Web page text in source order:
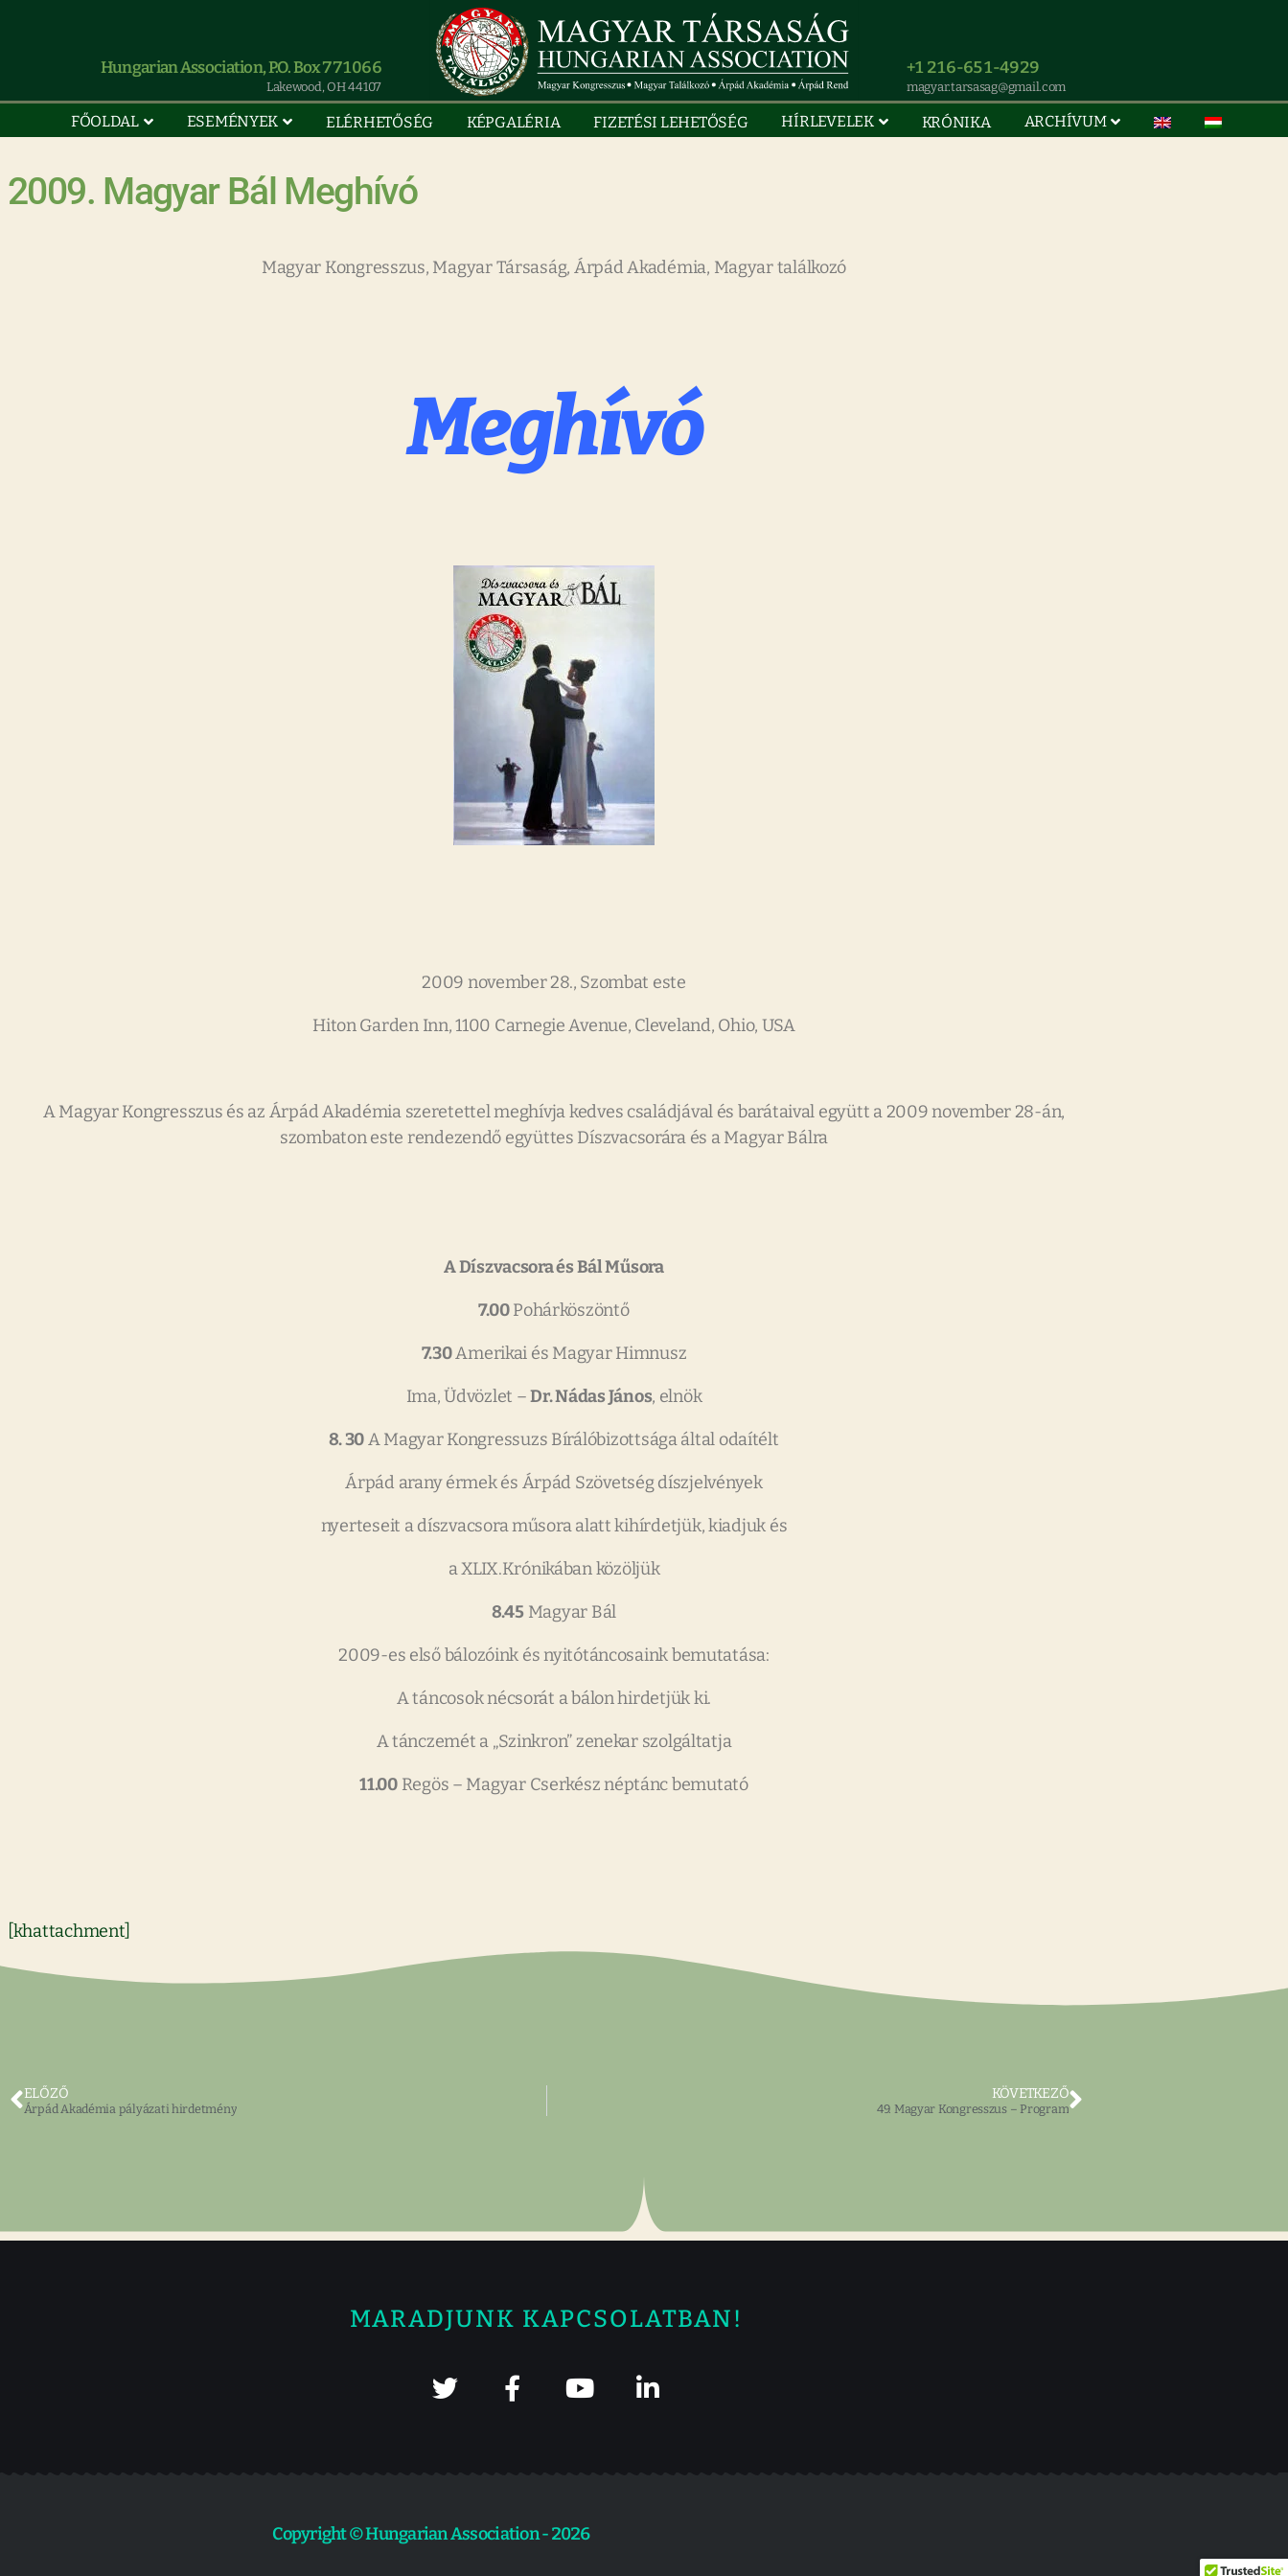
Hungarian Association, P.O. Box 771066
Lakewood, OH 44107
+1 216-651-4929
magyar.tarsasag@gmail.com
FŐOLDAL ESEMÉNYEK ELÉRHETŐSÉG KÉPGALÉRIA FIZETÉSI LEHETŐSÉG HÍRLEVELEK KRÓNIKA ARCHÍVUM
2009. Magyar Bál Meghívó
Magyar Kongresszus, Magyar Társaság, Árpád Akadémia, Magyar találkozó
Meghívó
2009 november 28., Szombat este
Hiton Garden Inn, 1100 Carnegie Avenue, Cleveland, Ohio, USA
A Magyar Kongresszus és az Árpád Akadémia szeretettel meghívja kedves családjával és barátaival együtt a 2009 november 28-án,
szombaton este rendezendő együttes Díszvacsorára és a Magyar Bálra
A Díszvacsora és Bál Műsora
7.00Pohárköszöntő
7.30Amerikai és Magyar Himnusz
Ima, Üdvözlet –Dr. Nádas János, elnök
8. 30A Magyar Kongressuzs Bírálóbizottsága által odaítélt
Árpád arany érmek és Árpád Szövetség díszjelvények
nyerteseit a díszvacsora műsora alatt kihírdetjük, kiadjuk és
a XLIX.Krónikában közöljük
8.45Magyar Bál
2009-es első bálozóink és nyitótáncosaink bemutatása:
A táncosok nécsorát a bálon hirdetjük ki.
A tánczemét a „Szinkron” zenekar szolgáltatja
11.00Regös – Magyar Cserkész néptánc bemutató
[khattachment]
ELŐZŐ
Árpád Akadémia pályázati hirdetmény
KÖVETKEZŐ
49. Magyar Kongresszus – Program
MARADJUNK KAPCSOLATBAN!
Copyright © Hungarian Association - 2026